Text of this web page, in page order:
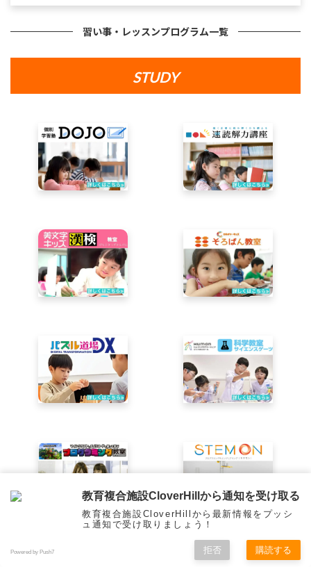
習い事・レッスンプログラム一覧
STUDY
教育複合施設CloverHillから通知を受け取る
教育複合施設CloverHillから最新情報をプッシ
ュ通知で受け取りましょう！
Powered by Push7 拒否 購読する